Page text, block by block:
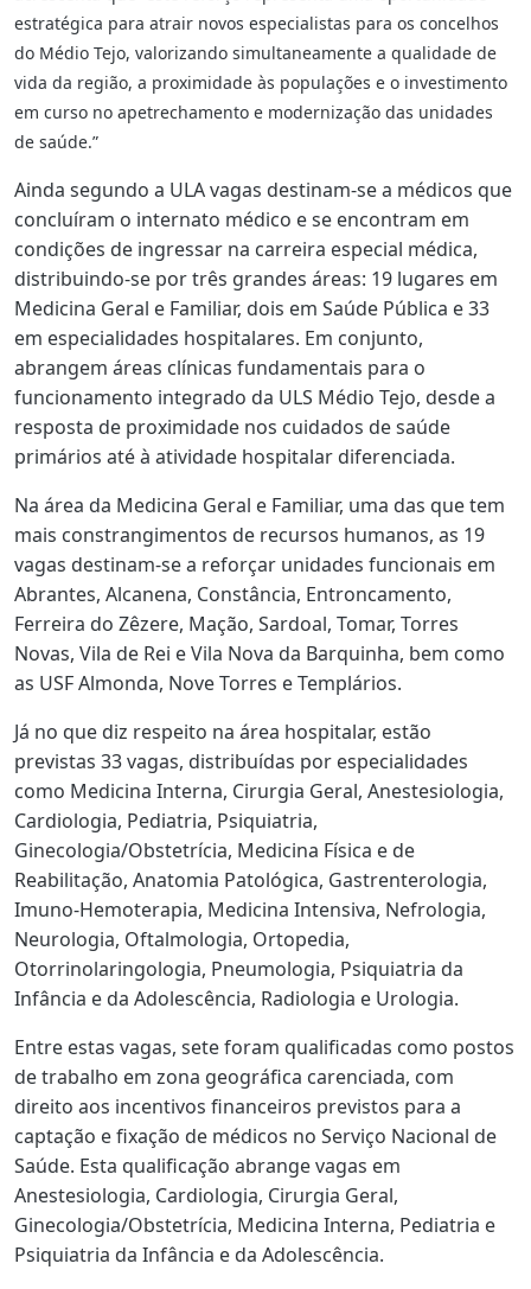
estratégica para atrair novos especialistas para os concelhos
do Médio Tejo, valorizando simultaneamente a qualidade de
vida da região, a proximidade às populações e o investimento
em curso no apetrechamento e modernização das unidades
de saúde.”
Ainda segundo a ULA vagas destinam-se a médicos que
concluíram o internato médico e se encontram em
condições de ingressar na carreira especial médica,
distribuindo-se por três grandes áreas: 19 lugares em
Medicina Geral e Familiar, dois em Saúde Pública e 33
em especialidades hospitalares. Em conjunto,
abrangem áreas clínicas fundamentais para o
funcionamento integrado da ULS Médio Tejo, desde a
resposta de proximidade nos cuidados de saúde
primários até à atividade hospitalar diferenciada.
Na área da Medicina Geral e Familiar, uma das que tem
mais constrangimentos de recursos humanos, as 19
vagas destinam-se a reforçar unidades funcionais em
Abrantes, Alcanena, Constância, Entroncamento,
Ferreira do Zêzere, Mação, Sardoal, Tomar, Torres
Novas, Vila de Rei e Vila Nova da Barquinha, bem como
as USF Almonda, Nove Torres e Templários.
Já no que diz respeito na área hospitalar, estão
previstas 33 vagas, distribuídas por especialidades
como Medicina Interna, Cirurgia Geral, Anestesiologia,
Cardiologia, Pediatria, Psiquiatria,
Ginecologia/Obstetrícia, Medicina Física e de
Reabilitação, Anatomia Patológica, Gastrenterologia,
Imuno-Hemoterapia, Medicina Intensiva, Nefrologia,
Neurologia, Oftalmologia, Ortopedia,
Otorrinolaringologia, Pneumologia, Psiquiatria da
Infância e da Adolescência, Radiologia e Urologia.
Entre estas vagas, sete foram qualificadas como postos
de trabalho em zona geográfica carenciada, com
direito aos incentivos financeiros previstos para a
captação e fixação de médicos no Serviço Nacional de
Saúde. Esta qualificação abrange vagas em
Anestesiologia, Cardiologia, Cirurgia Geral,
Ginecologia/Obstetrícia, Medicina Interna, Pediatria e
Psiquiatria da Infância e da Adolescência.